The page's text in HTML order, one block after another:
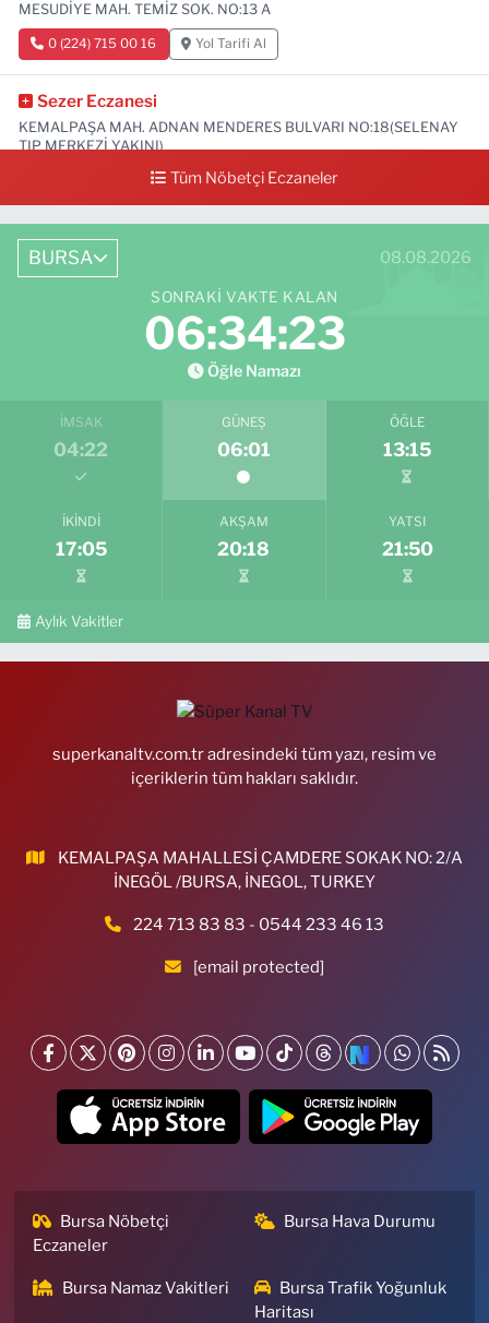
MESUDİYE MAH. TEMİZ SOK. NO:13 A
0 (224) 715 00 16 Yol Tarifi Al
Sezer Eczanesi
KEMALPAŞA MAH. ADNAN MENDERES BULVARI NO:18(SELENAY
TIP MERKEZİ YAKINI)
0 (224) 711 64 49 Yol Tarifi Al
Tüm Nöbetçi Eczaneler
BURSA 08.08.2026
SONRAKI VAKTE KALAN
06:34:21
Öğle Namazı
İMSAK
04:22
GÜNEŞ
06:01
ÖĞLE
13:15
İKINDI
17:05
AKŞAM
20:18
YATSI
21:50
Aylık Vakitler
superkanaltv.com.tr adresindeki tüm yazı, resim ve
içeriklerin tüm hakları saklıdır.
KEMALPAŞA MAHALLESİ ÇAMDERE SOKAK NO: 2/A
İNEGÖL /BURSA, İNEGOL, TURKEY
224 713 83 83 - 0544 233 46 13
[email protected]
Bursa Nöbetçi
Eczaneler
Bursa Hava Durumu
Bursa Namaz Vakitleri
Bursa Trafik Yoğunluk
Haritası